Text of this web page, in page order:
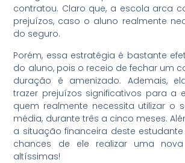
contratou. Claro que, a escola arca
prejuízos, caso o aluno realmente
do seguro.
Porém, essa estratégia é bastante
do aluno, pois o receio de fechar um
duração é amenizado. Ademais,
trazer prejuízos significativos para a
quem realmente necessita utilizar o
média, durante três a cinco meses.
a situação financeira deste
chances de ele realizar uma
altíssimas!